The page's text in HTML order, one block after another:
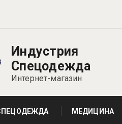
Индустрия
Спецодежда
Интернет-магазин
МЕДИЦИНА